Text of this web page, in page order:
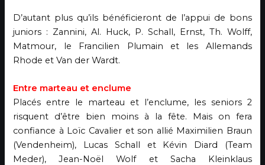
D’autant plus qu’ils bénéficieront de l’appui de bons
juniors : Zannini, Al. Huck, P. Schall, Ernst, Th. Wolff,
Matmour, le Francilien Plumain et les Allemands
Rhode et Van der Wardt.
Entre marteau et enclume
Placés entre le marteau et l’enclume, les seniors 2
risquent d’être bien moins à la fête. Mais on fera
confiance à Loïc Cavalier et son allié Maximilien Braun
(Vendenheim), Lucas Schall et Kévin Diard (Team
Meder), Jean-Noël Wolf et Sacha Kleinklaus